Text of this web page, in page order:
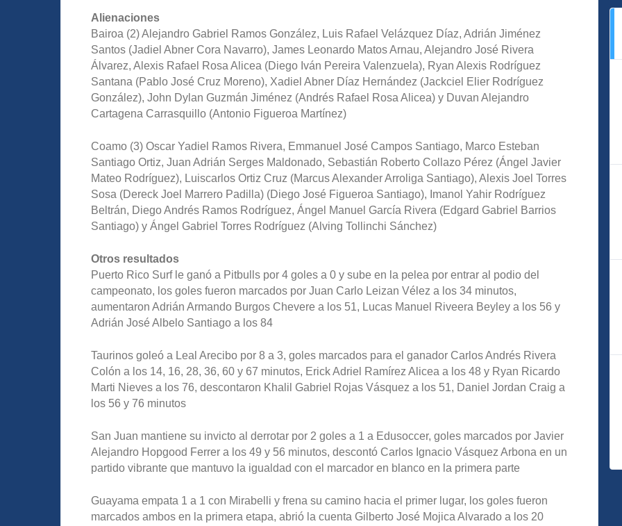
Alienaciones
Bairoa (2) Alejandro Gabriel Ramos González, Luis Rafael Velázquez Díaz, Adrián Jiménez
Santos (Jadiel Abner Cora Navarro), James Leonardo Matos Arnau, Alejandro José Rivera
Álvarez, Alexis Rafael Rosa Alicea (Diego Iván Pereira Valenzuela), Ryan Alexis Rodríguez
Santana (Pablo José Cruz Moreno), Xadiel Abner Díaz Hernández (Jackciel Elier Rodríguez
González), John Dylan Guzmán Jiménez (Andrés Rafael Rosa Alicea) y Duvan Alejandro
Cartagena Carrasquillo (Antonio Figueroa Martínez)
Coamo (3) Oscar Yadiel Ramos Rivera, Emmanuel José Campos Santiago, Marco Esteban
Santiago Ortiz, Juan Adrián Serges Maldonado, Sebastián Roberto Collazo Pérez (Ángel Javier
Mateo Rodríguez), Luiscarlos Ortiz Cruz (Marcus Alexander Arroliga Santiago), Alexis Joel Torres
Sosa (Dereck Joel Marrero Padilla) (Diego José Figueroa Santiago), Imanol Yahir Rodríguez
Beltrán, Diego Andrés Ramos Rodríguez, Ángel Manuel García Rivera (Edgard Gabriel Barrios
Santiago) y Ángel Gabriel Torres Rodríguez (Alving Tollinchi Sánchez)
Otros resultados
Puerto Rico Surf le ganó a Pitbulls por 4 goles a 0 y sube en la pelea por entrar al podio del
campeonato, los goles fueron marcados por Juan Carlo Leizan Vélez a los 34 minutos,
aumentaron Adrián Armando Burgos Chevere a los 51, Lucas Manuel Riveera Beyley a los 56 y
Adrián José Albelo Santiago a los 84
Taurinos goleó a Leal Arecibo por 8 a 3, goles marcados para el ganador Carlos Andrés Rivera
Colón a los 14, 16, 28, 36, 60 y 67 minutos, Erick Adriel Ramírez Alicea a los 48 y Ryan Ricardo
Marti Nieves a los 76, descontaron Khalil Gabriel Rojas Vásquez a los 51, Daniel Jordan Craig a
los 56 y 76 minutos
San Juan mantiene su invicto al derrotar por 2 goles a 1 a Edusoccer, goles marcados por Javier
Alejandro Hopgood Ferrer a los 49 y 56 minutos, descontó Carlos Ignacio Vásquez Arbona en un
partido vibrante que mantuvo la igualdad con el marcador en blanco en la primera parte
Guayama empata 1 a 1 con Mirabelli y frena su camino hacia el primer lugar, los goles fueron
marcados ambos en la primera etapa, abrió la cuenta Gilberto José Mojica Alvarado a los 20